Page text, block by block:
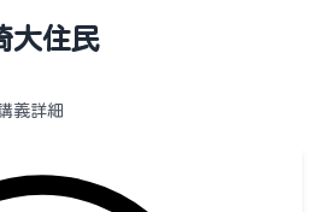
大住民
義詳細